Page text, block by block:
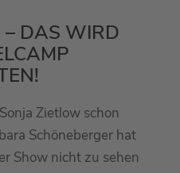
– DAS WIRD
Zietlow schon
Schöneberger hat
Show nicht zu sehen